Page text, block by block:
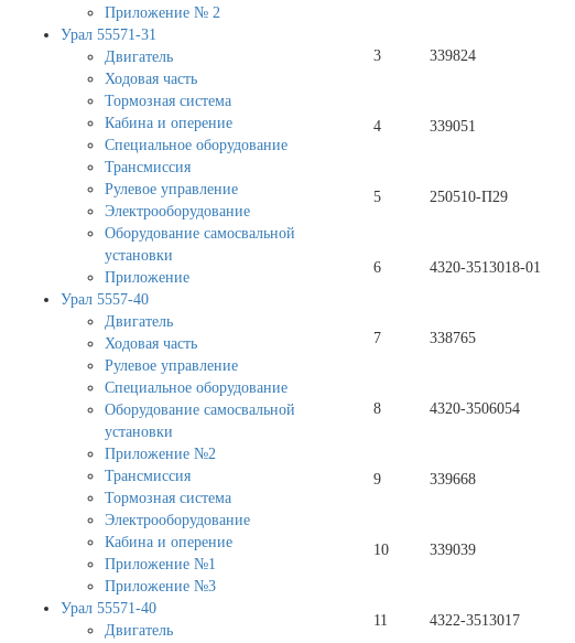
Приложение № 2
Урал 55571-31
Двигатель
Ходовая часть
Тормозная система
Кабина и оперение
Специальное оборудование
Трансмиссия
Рулевое управление
Электрооборудование
Оборудование самосвальной
установки
Приложение
Урал 5557-40
Двигатель
Ходовая часть
Рулевое управление
Специальное оборудование
Оборудование самосвальной
установки
Приложение №2
Трансмиссия
Тормозная система
Электрооборудование
Кабина и оперение
Приложение №1
Приложение №3
Урал 55571-40
Двигатель
3 339824
4 339051
5 250510-П29
6 4320-3513018-01
7 338765
8 4320-3506054
9 339668
10 339039
11 4322-3513017